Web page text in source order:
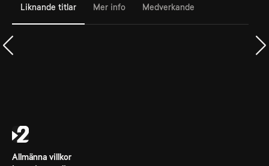
Liknande titlar Mer info Medverkande
Allmänna villkor